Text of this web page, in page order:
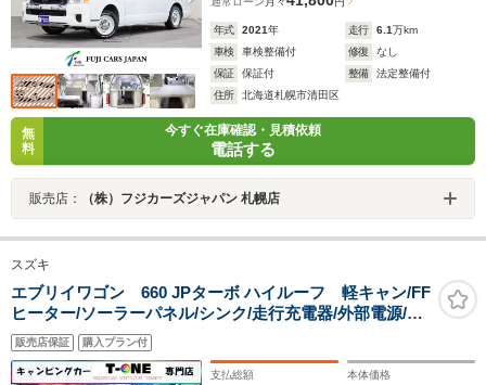
年式 2021年 走行 6.1万km
車検
車検整備付 修復
なし
保証
保証付 整備
法定整備付
住所
北海道札幌市清田区
無
料
今すぐ在庫確認・見積依頼
電話する
販売店： （株）フジカーズジャパン 札幌店
スズキ
エブリイワゴン 660 JPターボ ハイルーフ 軽キャン/FF
ヒーター/ソーラーパネル/シンク/走行充電器/外部電源/サ
ブバッテリー/リアTV/BDレコーダー/ポータブル電源/網
戸/パワーウィンドウスイッチ/メモリーナビ/ETC/スズキ
先進装備/社外アルミホイール
販売店保証 購入プラン付
支払総額 本体価格